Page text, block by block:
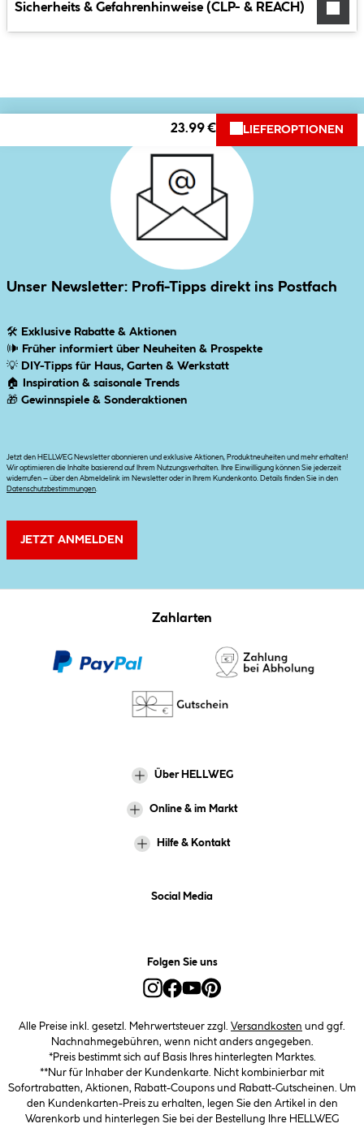
Sicherheits & Gefahrenhinweise (CLP- & REACH)
23.99 € LIEFEROPTIONEN
Unser Newsletter: Profi-Tipps direkt ins Postfach
🛠 Exklusive Rabatte & Aktionen
🕪 Früher informiert über Neuheiten & Prospekte
💡 DIY-Tipps für Haus, Garten & Werkstatt
🏠
Inspiration & saisonale Trends
🎁 Gewinnspiele & Sonderaktionen
Jetzt den HELLWEG Newsletter abonnieren und exklusive Aktionen, Produktneuheiten und mehr erhalten!
Wir optimieren die Inhalte basierend auf Ihrem Nutzungsverhalten. Ihre Einwilligung können Sie jederzeit
widerrufen – über den Abmeldelink im Newsletter oder in Ihrem Kundenkonto. Details finden Sie in den
Datenschutzbestimmungen
JETZT ANMELDEN
Zahlarten
Über HELLWEG
Online & im Markt
Hilfe & Kontakt
Social Media
Folgen Sie uns
Alle Preise inkl. gesetzl. Mehrwertsteuer zzgl. Versandkosten und ggf.
Nachnahmegebühren, wenn nicht anders angegeben.
*Preis bestimmt sich auf Basis Ihres hinterlegten Marktes.
**Nur für Inhaber der Kundenkarte. Nicht kombinierbar mit
Sofortrabatten, Aktionen, Rabatt-Coupons und Rabatt-Gutscheinen. Um
den Kundenkarten-Preis zu erhalten, legen Sie den Artikel in den
Warenkorb und hinterlegen Sie bei der Bestellung Ihre HELLWEG